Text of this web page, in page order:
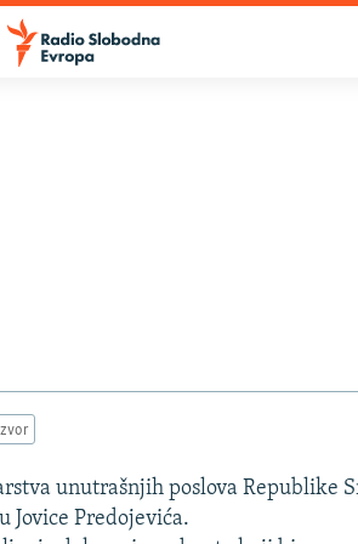
unutrašnjih poslova Republike
Jovice Predojevića.